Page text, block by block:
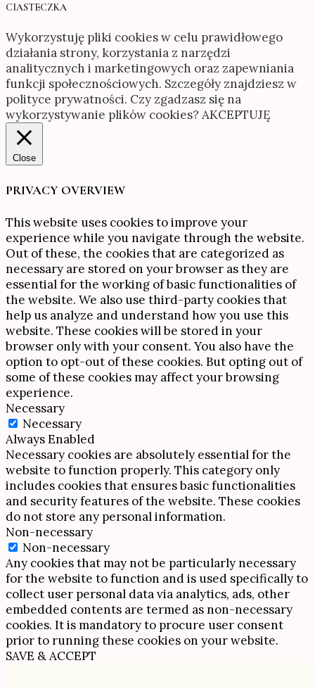
CIASTECZKA
Wykorzystuję pliki cookies w celu prawidłowego
działania strony, korzystania z narzędzi
analitycznych i marketingowych oraz zapewniania
funkcji społecznościowych. Szczegóły znajdziesz w
polityce prywatności. Czy zgadzasz się na
wykorzystywanie plików cookies? AKCEPTUJĘ
Close
PRIVACY OVERVIEW
This website uses cookies to improve your
experience while you navigate through the website.
Out of these, the cookies that are categorized as
necessary are stored on your browser as they are
essential for the working of basic functionalities of
the website. We also use third-party cookies that
help us analyze and understand how you use this
website. These cookies will be stored in your
browser only with your consent. You also have the
option to opt-out of these cookies. But opting out of
some of these cookies may affect your browsing
experience.
Necessary
Necessary
Always Enabled
Necessary cookies are absolutely essential for the
website to function properly. This category only
includes cookies that ensures basic functionalities
and security features of the website. These cookies
do not store any personal information.
Non-necessary
Non-necessary
Any cookies that may not be particularly necessary
for the website to function and is used specifically to
collect user personal data via analytics, ads, other
embedded contents are termed as non-necessary
cookies. It is mandatory to procure user consent
prior to running these cookies on your website.
SAVE & ACCEPT